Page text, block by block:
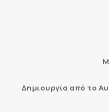
Δημιουργία από το